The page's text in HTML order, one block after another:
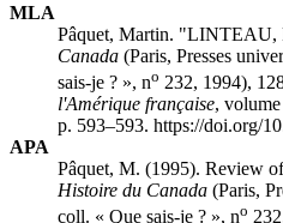
MLA
Pâquet, Martin. "LINTEAU,
Canada (Paris, Presses
sais-je ? », no 232, 1994),
l'Amérique française,
p. 593–593. https://doi.org/
APA
Pâquet, M. (1995). Review
Histoire du Canada (Paris,
coll. « Que sais-je ? », no